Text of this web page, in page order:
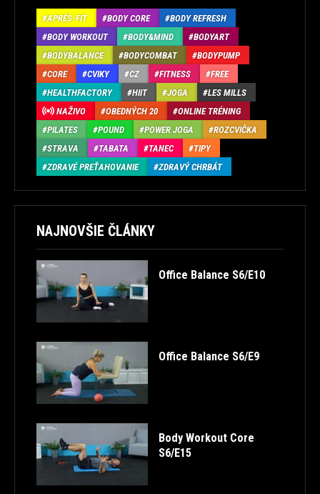
APRÉS-FIT BODY CORE
BODY REFRESH
BODY WORKOUT
BODY&MIND
BODYART
BODYBALANCE
BODYCOMBAT
BODYPUMP
CORE
CVIKY CZ FITNESS
FREE
HEALTHFACTORY
HIIT JOGA
LES MILLS
NAŽIVO
OBEDNÝCH 20
ONLINE TRÉNING
PILATES
POUND POWER JOGA
ROZCVIČKA
STRAVA
TABATA TANEC
TIPY
ZDRAVÉ PREŤAHOVANIE
ZDRAVÝ CHRBÁT
NAJNOVŠIE ČLÁNKY
Office Balance S6/E10
Office Balance S6/E9
Body Workout Core
S6/E15